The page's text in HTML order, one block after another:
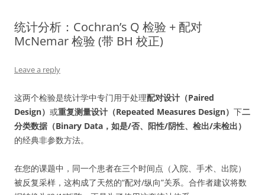
统计分析：Cochran’s Q 检验 + 配对
McNemar 检验 (带 BH 校正)
Leave a reply
这两个检验是统计学中专门用于处理配对设计（Paired
Design） 或重复测量设计（Repeated Measures Design） 下二
分类数据（Binary Data，如是/否、阳性/阴性、检出/未检出）
的经典非参数方法。
在您的课题中，同一个患者在三个时间点（入院、手术、出院）
被反复采样，这构成了天然的“配对/纵向”关系。合作者建议将数